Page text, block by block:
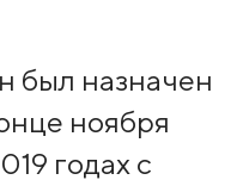
был назначен
ноября
годах с